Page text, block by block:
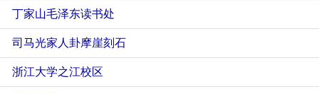
丁家山毛泽东读书处
司马光家人卦摩崖刻石
浙江大学之江校区